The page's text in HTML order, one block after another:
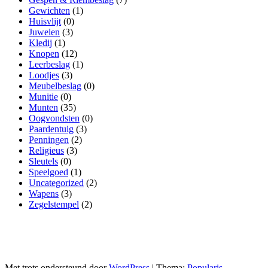
Gewichten (1)
Huisvlijt (0)
Juwelen (3)
Kledij (1)
Knopen (12)
Leerbeslag (1)
Loodjes (3)
Meubelbeslag (0)
Munitie (0)
Munten (35)
Oogvondsten (0)
Paardentuig (3)
Penningen (2)
Religieus (3)
Sleutels (0)
Speelgoed (1)
Uncategorized (2)
Wapens (3)
Zegelstempel (2)